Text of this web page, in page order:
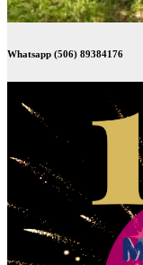
Whatsapp (506) 89384176